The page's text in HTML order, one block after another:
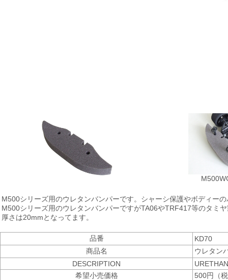
M500シリーズ用のウレタンバンパーです。シャーシ保護やボディー
M500シリーズ用のウレタンバンパーですがTA06やTRF417等のタミ
厚さは20mmとなってます。
品番
KD70
商品名
ウレタン
DESCRIPTION
希望小売価格
500円（